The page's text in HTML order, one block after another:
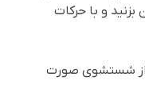
و با حرکات
از شستشوی صورت